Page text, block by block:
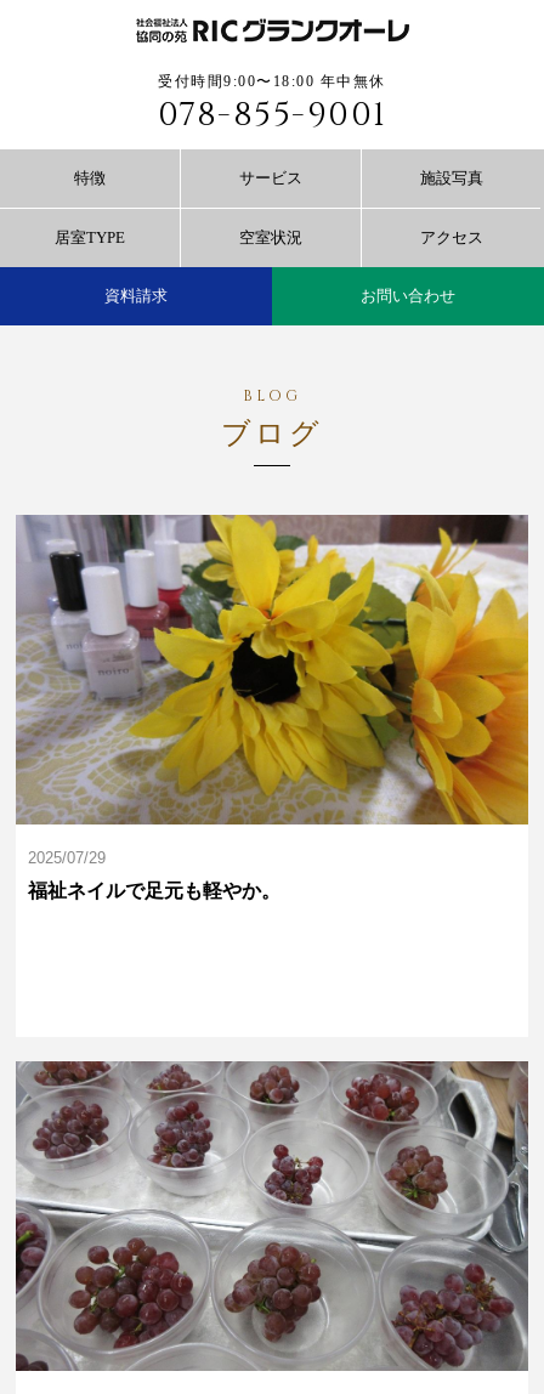
受付時間9:00〜18:00 年中無休
078-855-9001
特徴 サービス 施設写真
居室TYPE 空室状況 アクセス
資料請求 お問い合わせ
ブログ
2025/07/29
福祉ネイルで足元も軽やか。